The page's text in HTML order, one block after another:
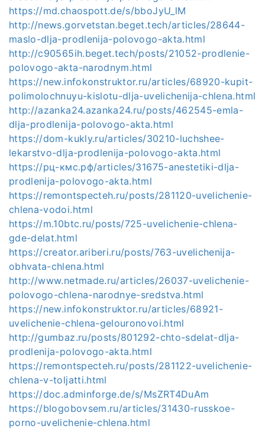
https://md.chaospott.de/s/bboJyU_lM
http://news.gorvetstan.beget.tech/articles/28644-
maslo-dlja-prodlenija-polovogo-akta.html
http://c90565ih.beget.tech/posts/21052-prodlenie-
polovogo-akta-narodnym.html
https://new.infokonstruktor.ru/articles/68920-kupit-
polimolochnuyu-kislotu-dlja-uvelichenija-chlena.html
http://azanka24.azanka24.ru/posts/462545-emla-
dlja-prodlenija-polovogo-akta.html
https://dom-kukly.ru/articles/30210-luchshee-
lekarstvo-dlja-prodlenija-polovogo-akta.html
https://рц-кмс.рф/articles/31675-anestetiki-dlja-
prodlenija-polovogo-akta.html
https://remontspecteh.ru/posts/281120-uvelichenie-
chlena-vodoi.html
https://m.10btc.ru/posts/725-uvelichenie-chlena-
gde-delat.html
https://creator.ariberi.ru/posts/763-uvelichenija-
obhvata-chlena.html
http://www.netmade.ru/articles/26037-uvelichenie-
polovogo-chlena-narodnye-sredstva.html
https://new.infokonstruktor.ru/articles/68921-
uvelichenie-chlena-gelouronovoi.html
http://gumbaz.ru/posts/801292-chto-sdelat-dlja-
prodlenija-polovogo-akta.html
https://remontspecteh.ru/posts/281122-uvelichenie-
chlena-v-toljatti.html
https://doc.adminforge.de/s/MsZRT4DuAm
https://blogobovsem.ru/articles/31430-russkoe-
porno-uvelichenie-chlena.html